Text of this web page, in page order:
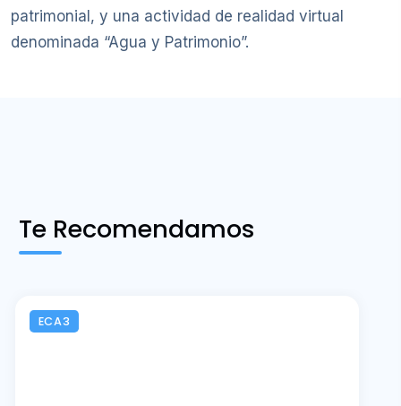
patrimonial, y una actividad de realidad virtual
denominada “Agua y Patrimonio”.
Te Recomendamos
ECA3